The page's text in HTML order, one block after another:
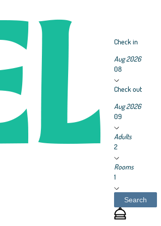
Check in
Aug 2026
08
Check out
Aug 2026
09
Adults
2
Rooms
1
Search